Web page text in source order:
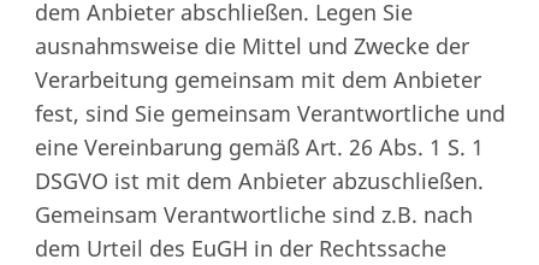
dem Anbieter abschließen. Legen Sie
ausnahmsweise die Mittel und Zwecke der
Verarbeitung gemeinsam mit dem Anbieter
fest, sind Sie gemeinsam Verantwortliche und
eine Vereinbarung gemäß Art. 26 Abs. 1 S. 1
DSGVO ist mit dem Anbieter abzuschließen.
Gemeinsam Verantwortliche sind z.B. nach
dem Urteil des EuGH in der Rechtssache